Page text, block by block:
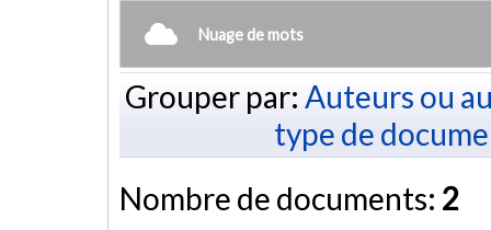
Nuage de mots
Grouper par: Auteurs ou
type de
Nombre de documents: 2